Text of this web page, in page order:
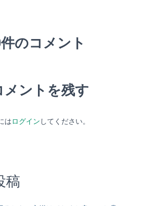
のコメント
メントを残す
はログイン してください。
稿